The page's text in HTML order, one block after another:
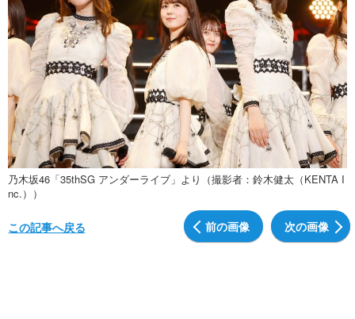
乃木坂46「35thSG アンダーライブ」より（撮影者：鈴木健太（KENTA I
nc.））
前の画像 次の画像
この記事へ戻る